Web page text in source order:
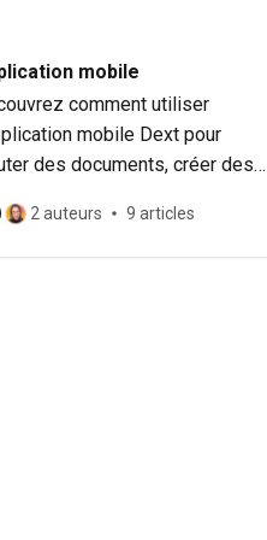
mobile
comment utiliser
mobile Dext pour
des documents, créer des
kilométrique, et publier
éléments.
2 auteurs 9 articles